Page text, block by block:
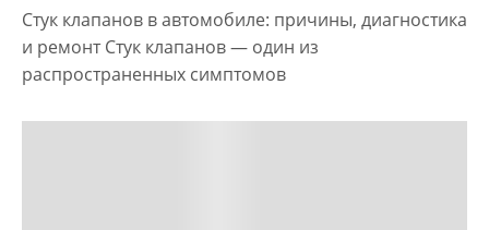
Стук клапанов в автомобиле: причины, диагностика
и ремонт Стук клапанов — один из
распространенных симптомов